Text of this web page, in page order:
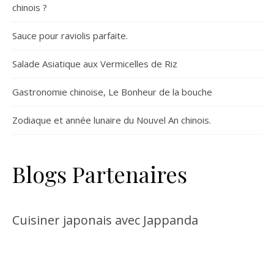
chinois ?
Sauce pour raviolis parfaite.
Salade Asiatique aux Vermicelles de Riz
Gastronomie chinoise, Le Bonheur de la bouche
Zodiaque et année lunaire du Nouvel An chinois.
Blogs Partenaires
Cuisiner japonais avec Jappanda